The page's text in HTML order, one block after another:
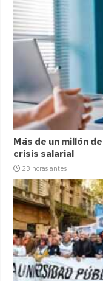
Más de un millón
crisis salarial
23 horas antes